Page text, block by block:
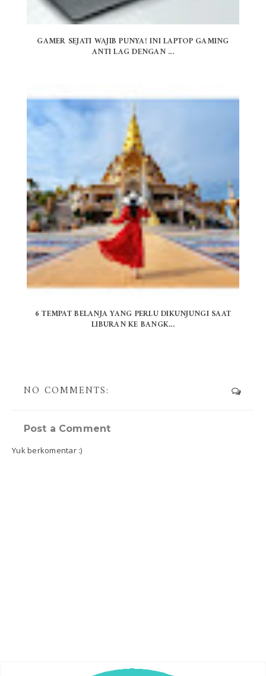
GAMER SEJATI WAJIB PUNYA! INI LAPTOP GAMING
ANTI LAG DENGAN ...
6 TEMPAT BELANJA YANG PERLU DIKUNJUNGI SAAT
LIBURAN KE BANGK...
NO COMMENTS:
Post a Comment
Yuk berkomentar :)